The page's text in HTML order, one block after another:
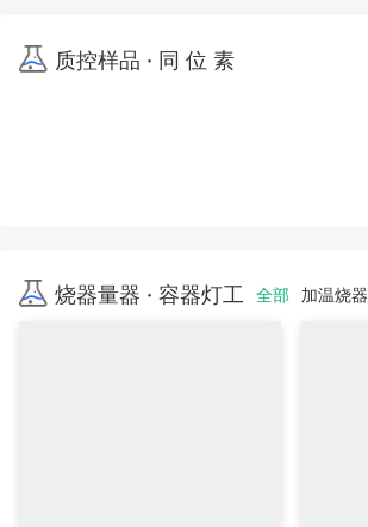
质控样品 · 同 位 素
烧器量器 · 容器灯工 全部 加温烧器